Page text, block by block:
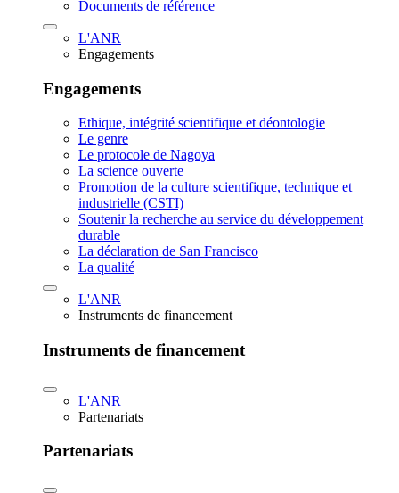
Documents de référence
L'ANR
Engagements
Engagements
Ethique, intégrité scientifique et déontologie
Le genre
Le protocole de Nagoya
La science ouverte
Promotion de la culture scientifique, technique et
industrielle (CSTI)
Soutenir la recherche au service du développement
durable
La déclaration de San Francisco
La qualité
L'ANR
Instruments de financement
Instruments de financement
L'ANR
Partenariats
Partenariats